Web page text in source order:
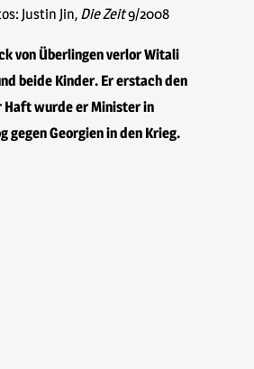
Justin Jin, Die Zeit9/2008
von Überlingen verlor Witali
beide Kinder. Er erstach den
Haft wurde er Minister in
gegen Georgien in den Krieg.